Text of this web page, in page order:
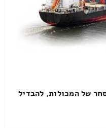
של המכולות, להבדיל